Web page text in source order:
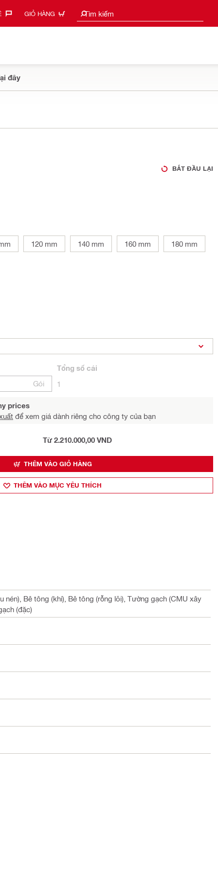
GIỎ HÀNG Tìm kiếm
Tìm kiếm gợi ý
đây
BẮT ĐẦU LẠI
120 mm 140 mm 160 mm 180 mm
Gói
Tổng số cái
1
prices
để xem giá dành riêng cho công ty của bạn
Từ 2.210.000,00 VND
THÊM VÀO GIỎ HÀNG
THÊM VÀO MỤ̣C YÊU THÍCH
nén), Bê tông (khí), Bê tông (rỗng lõi), Tường gạch (CMU xây
(đặc)